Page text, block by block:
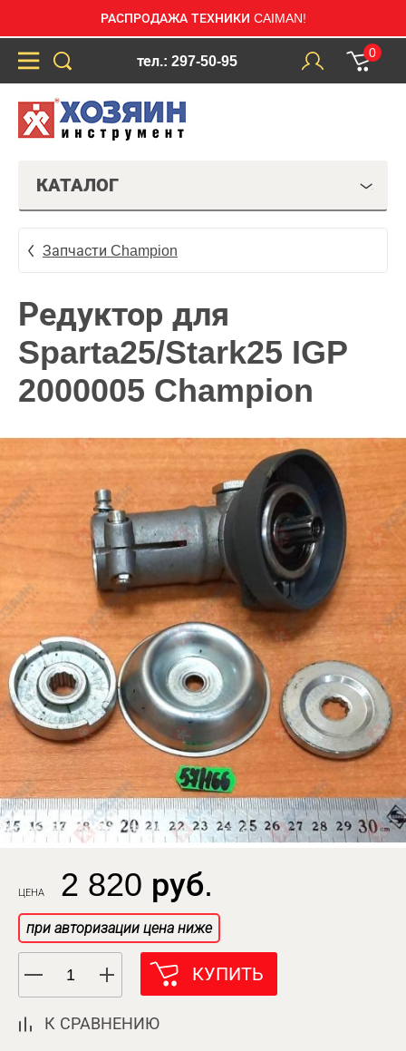
РАСПРОДАЖА ТЕХНИКИ CAIMAN!
тел.: 297-50-95
0
КАТАЛОГ
Запчасти Champion
Редуктор для
Sparta25/Stark25 IGP
2000005 Champion
ЦЕНА 2 820 руб.
при авторизации цена ниже
КУПИТЬ
К СРАВНЕНИЮ